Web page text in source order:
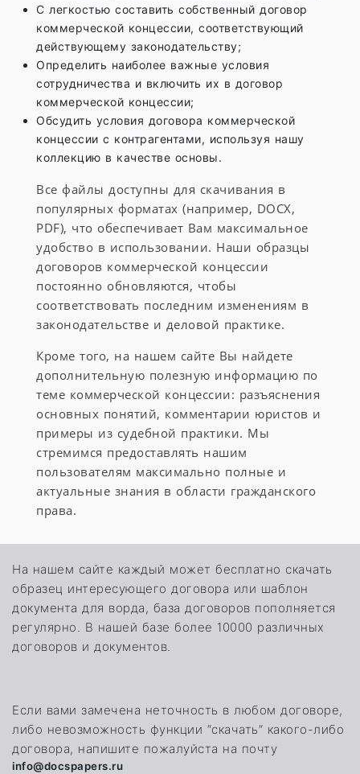
С легкостью составить собственный договор
коммерческой концессии, соответствующий
действующему законодательству;
Определить наиболее важные условия
сотрудничества и включить их в договор
коммерческой концессии;
Обсудить условия договора коммерческой
концессии с контрагентами, используя нашу
коллекцию в качестве основы.
Все файлы доступны для скачивания в
популярных форматах (например, DOCX,
PDF), что обеспечивает Вам максимальное
удобство в использовании. Наши образцы
договоров коммерческой концессии
постоянно обновляются, чтобы
соответствовать последним изменениям в
законодательстве и деловой практике.
Кроме того, на нашем сайте Вы найдете
дополнительную полезную информацию по
теме коммерческой концессии: разъяснения
основных понятий, комментарии юристов и
примеры из судебной практики. Мы
стремимся предоставлять нашим
пользователям максимально полные и
актуальные знания в области гражданского
права.
На нашем сайте каждый может бесплатно скачать
образец интересующего договора или шаблон
документа для ворда, база договоров пополняется
регулярно. В нашей базе более 10000 различных
договоров и документов.
Если вами замечена неточность в любом договоре,
либо невозможность функции “скачать” какого-либо
договора, напишите пожалуйста на почту
info@docspapers.ru